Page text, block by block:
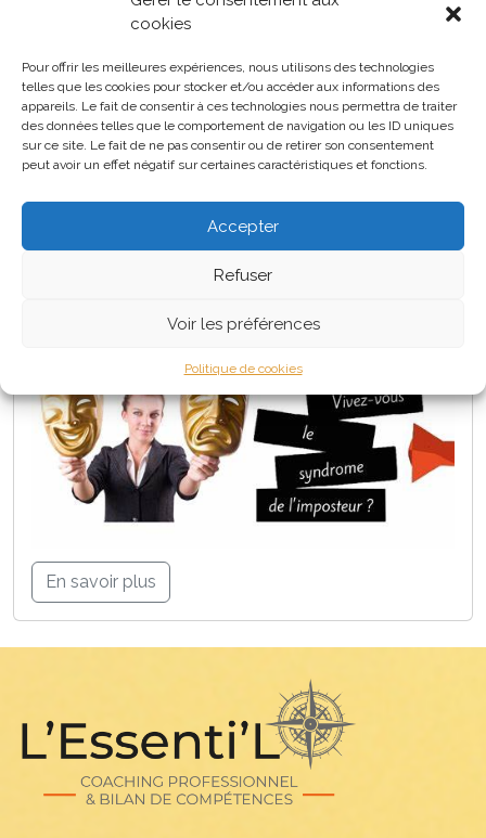
cookies
Pour offrir les meilleures expériences, nous utilisons des technologies
telles que les cookies pour stocker et/ou accéder aux informations des
appareils. Le fait de consentir à ces technologies nous permettra de traiter
des données telles que le comportement de navigation ou les ID uniques
sur ce site. Le fait de ne pas consentir ou de retirer son consentement
peut avoir un effet négatif sur certaines caractéristiques et fonctions.
Accepter
Refuser
Voir les préférences
Politique de cookies
Cabinet L’essenti’L
La courbe du changement
Le syndrome de l’imposteur
En savoir plus